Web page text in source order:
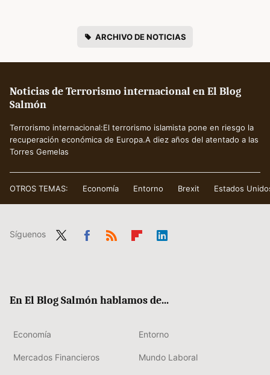
ARCHIVO DE NOTICIAS
Noticias de Terrorismo internacional en El Blog
Salmón
Terrorismo internacional:El terrorismo islamista pone en riesgo la
recuperación económica de Europa.A diez años del atentado a las
Torres Gemelas
OTROS TEMAS: Economía Entorno Brexit Estados
Síguenos
En El Blog Salmón hablamos de...
Economía Entorno
Mercados Financieros Mundo Laboral